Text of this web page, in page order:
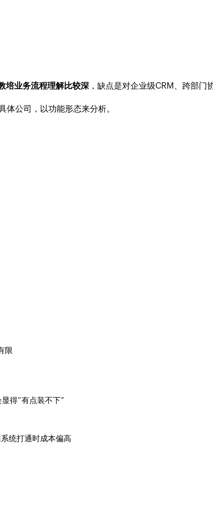
培业务流程理解比较深 ，缺点是对企业级CRM、跨部门
体公司，以功能形态来分析。
限
得“有点装不下”
统打通时成本偏高